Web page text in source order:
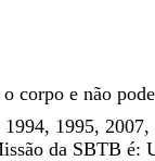
o corpo e não
1995,
da SBTB é: